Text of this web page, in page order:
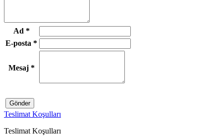
Ad *
E-posta *
Mesaj*
Gönder
Teslimat Koşulları
Teslimat Koşulları